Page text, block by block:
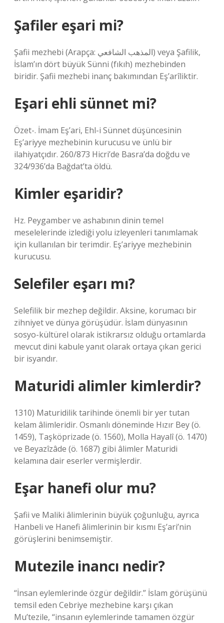
Şafiler eşari mi?
Şafii mezhebi (Arapça: المذهب الشافعي) veya Şafilik,
İslam’ın dört büyük Sünni (fıkıh) mezhebinden
biridir. Şafii mezhebi inanç bakımından Eş’arîliktir.
Eşari ehli sünnet mi?
Özet-. İmam Eş’ari, Ehl-i Sünnet düşüncesinin
Eş’ariyye mezhebinin kurucusu ve ünlü bir
ilahiyatçıdır. 260/873 Hicri’de Basra’da doğdu ve
324/936’da Bağdat’ta öldü.
Kimler eşaridir?
Hz. Peygamber ve ashabının dinin temel
meselelerinde izlediği yolu izleyenleri tanımlamak
için kullanılan bir terimdir. Eş’ariyye mezhebinin
kurucusu.
Selefiler eşarı mı?
Selefilik bir mezhep değildir. Aksine, korumacı bir
zihniyet ve dünya görüşüdür. İslam dünyasının
sosyo-kültürel olarak istikrarsız olduğu ortamlarda
mevcut dini kabule yanıt olarak ortaya çıkan gerici
bir isyandır.
Maturidi alimler kimlerdir?
1310) Maturidilik tarihinde önemli bir yer tutan
kelam âlimleridir. Osmanlı döneminde Hızır Bey (ö.
1459), Taşköprizade (ö. 1560), Molla Hayalî (ö. 1470)
ve Beyazîzâde (ö. 1687) gibi âlimler Maturidi
kelamına dair eserler vermişlerdir.
Eşar hanefi olur mu?
Şafii ve Maliki âlimlerinin büyük çoğunluğu, ayrıca
Hanbeli ve Hanefi âlimlerinin bir kısmı Eş’ari’nin
görüşlerini benimsemiştir.
Mutezile inancı nedir?
“İnsan eylemlerinde özgür değildir.” İslam görüşünü
temsil eden Cebriye mezhebine karşı çıkan
Mu’tezile, “insanın eylemlerinde tamamen özgür